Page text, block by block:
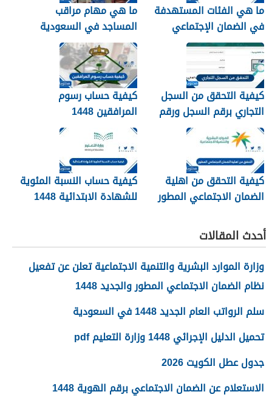
ما هي الفئات المستهدفة
في الضمان الإجتماعي
الجديد 1448
ما هي مهام مراقب
المساجد في السعودية
1448
كيفية التحقق من السجل
التجاري برقم السجل ورقم
الهوية 1448
كيفية حساب رسوم
المرافقين 1448
كيفية التحقق من اهلية
الضمان الاجتماعي المطور
كيفية حساب النسبة المئوية
للشهادة الابتدائية 1448
أحدث المقالات
وزارة الموارد البشرية والتنمية الاجتماعية تعلن عن تفعيل
نظام الضمان الاجتماعي المطور والجديد 1448
سلم الرواتب العام الجديد 1448 في السعودية
تحميل الدليل الإجرائي 1448 وزارة التعليم pdf
جدول عطل الكويت 2026
الاستعلام عن الضمان الاجتماعي برقم الهوية 1448